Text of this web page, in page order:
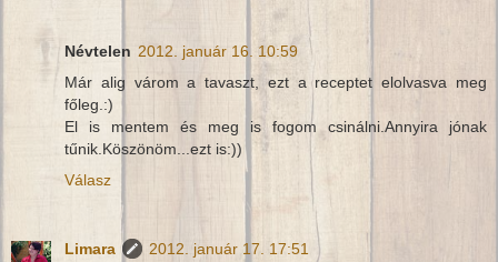
Névtelen 2012. január 16. 10:59
Már alig várom a tavaszt, ezt a receptet elolvasva meg
főleg.:)
El is mentem és meg is fogom csinálni.Annyira jónak
tűnik.Köszönöm...ezt is:))
Válasz
Limara
2012. január 17. 17:51